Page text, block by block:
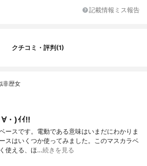
記載情報ミス報告
クチコミ・評判(1)
非歴女
・)ｲｲ!!
ースです。電動である意味はいまだにわかりま
スはいくつか使ってみました。このマスカラベ
使える、ほ…続きを見る